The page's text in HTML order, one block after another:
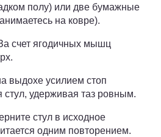
полу) или две бумажные
на ковре).
счет ягодичных мышц
выдохе усилием стоп
стул, удерживая таз ровным.
стул в исходное
одним повторением.